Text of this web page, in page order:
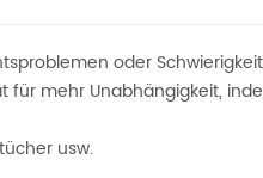
oder
mehr Unabhängigkeit,
usw.